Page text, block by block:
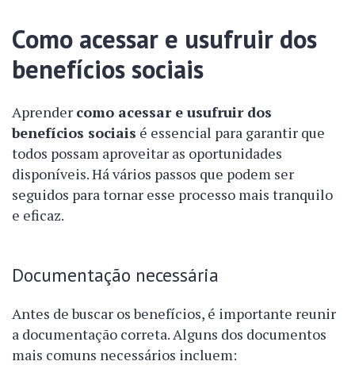
Como acessar e usufruir dos
benefícios sociais
Aprender como acessar e usufruir dos
benefícios sociais é essencial para garantir que
todos possam aproveitar as oportunidades
disponíveis. Há vários passos que podem ser
seguidos para tornar esse processo mais tranquilo
e eficaz.
Documentação necessária
Antes de buscar os benefícios, é importante reunir
a documentação correta. Alguns dos documentos
mais comuns necessários incluem: